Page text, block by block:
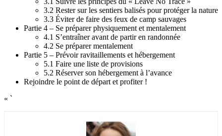
3.2 Rester sur les sentiers balisés pour protéger la nature
3.3 Éviter de faire des feux de camp sauvages
Partie 4 – Se préparer physiquement et mentalement
4.1 S’entraîner avant de partir en randonnée
4.2 Se préparer mentalement
Partie 5 – Prévoir ravitaillements et hébergement
5.1 Faire une liste de provisions
5.2 Réserver son hébergement à l’avance
Rejoindre le point de départ et profiter !
« `